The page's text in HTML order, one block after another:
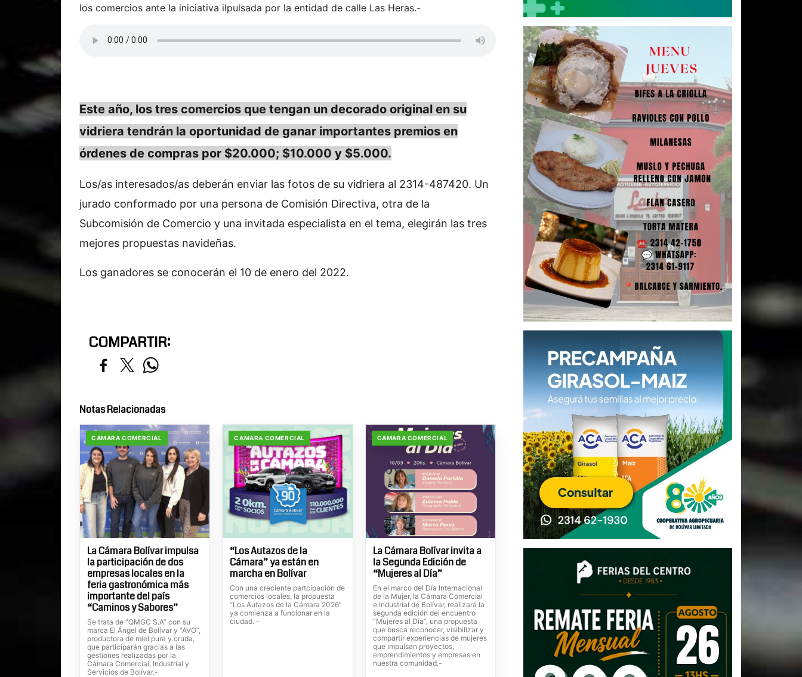
los comercios ante la iniciativa ilpulsada por la entidad de calle Las Heras.-
Este año, los tres comercios que tengan un decorado original en su
vidriera tendrán la oportunidad de ganar importantes premios en
órdenes de compras por $20.000; $10.000 y $5.000.
Los/as interesados/as deberán enviar las fotos de su vidriera al 2314-487420. Un
jurado conformado por una persona de Comisión Directiva, otra de la
Subcomisión de Comercio y una invitada especialista en el tema, elegirán las tres
mejores propuestas navideñas.
Los ganadores se conocerán el 10 de enero del 2022.
COMPARTIR:
Notas Relacionadas
CAMARA COMERCIAL
La Cámara Bolívar impulsa
la participación de dos
empresas locales en la
feria gastronómica más
importante del país
“Caminos y Sabores”
Se trata de “QMGC S.A” con su
marca El Ángel de Bolívar y “AVO”,
productora de miel pura y cruda,
que participarán gracias a las
gestiones realizadas por la
Cámara Comercial, Industrial y
Servicios de Bolívar.-
CAMARA COMERCIAL
“Los Autazos de la
Cámara” ya están en
marcha en Bolívar
Con una creciente partcipación de
comercios locales, la propuesta
“Los Autazos de la Cámara 2026”
ya comienza a funcionar en la
ciudad. -
CAMARA COMERCIAL
La Cámara Bolívar invita a
la Segunda Edición de
“Mujeres al Día”
En el marco del Día Internacional
de la Mujer, la Cámara Comercial
e Industrial de Bolívar, realizará la
segunda edición del encuentro
“Mujeres al Día”, una propuesta
que busca reconocer, visibilizar y
compartir experiencias de mujeres
que impulsan proyectos,
emprendimientos y empresas en
nuestra comunidad.-